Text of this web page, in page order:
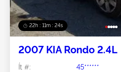
22h : 11m : 21s
2007 KIA Rondo 2.4L
Ít #:
45******